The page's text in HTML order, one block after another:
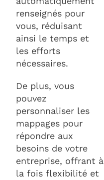
renseignés pour
vous, réduisant
ainsi le temps et
les efforts
nécessaires.
De plus, vous
pouvez
personnaliser les
mappages pour
répondre aux
besoins de votre
entreprise, offrant à
la fois flexibilité et